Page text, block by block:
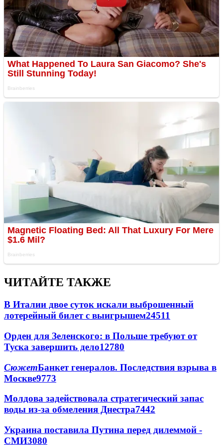
ЧИТАЙТЕ ТАКЖЕ
В Италии двое суток искали выброшенный
лотерейный билет с выигрышем24511
Орден для Зеленского: в Польше требуют от
Туска завершить дело12780
СюжетБанкет генералов. Последствия взрыва в
Москве9773
Молдова задействовала стратегический запас
воды из-за обмеления Днестра7442
Украина поставила Путина перед дилеммой -
СМИ3080